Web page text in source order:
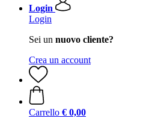
Login
Login
Sei un nuovo cliente?
Crea un account
Carrello € 0,00